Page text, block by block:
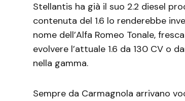
Stellantis ha già il suo 2.2 diesel
contenuta del 1.6 lo renderebbe
nome dell’Alfa Romeo Tonale,
evolvere l’attuale 1.6 da 130 CV o
nella gamma.
Sempre da Carmagnola arrivano